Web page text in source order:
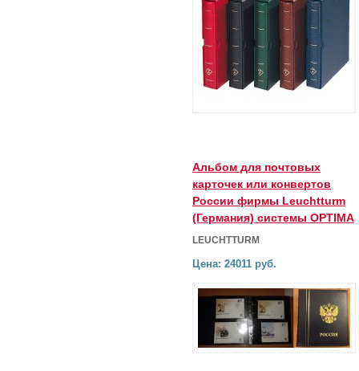
Альбом для почтовых
карточек или конвертов
России фирмы Leuchtturm
(Германия) системы OPTIMA
LEUCHTTURM
Цена: 24011 руб.